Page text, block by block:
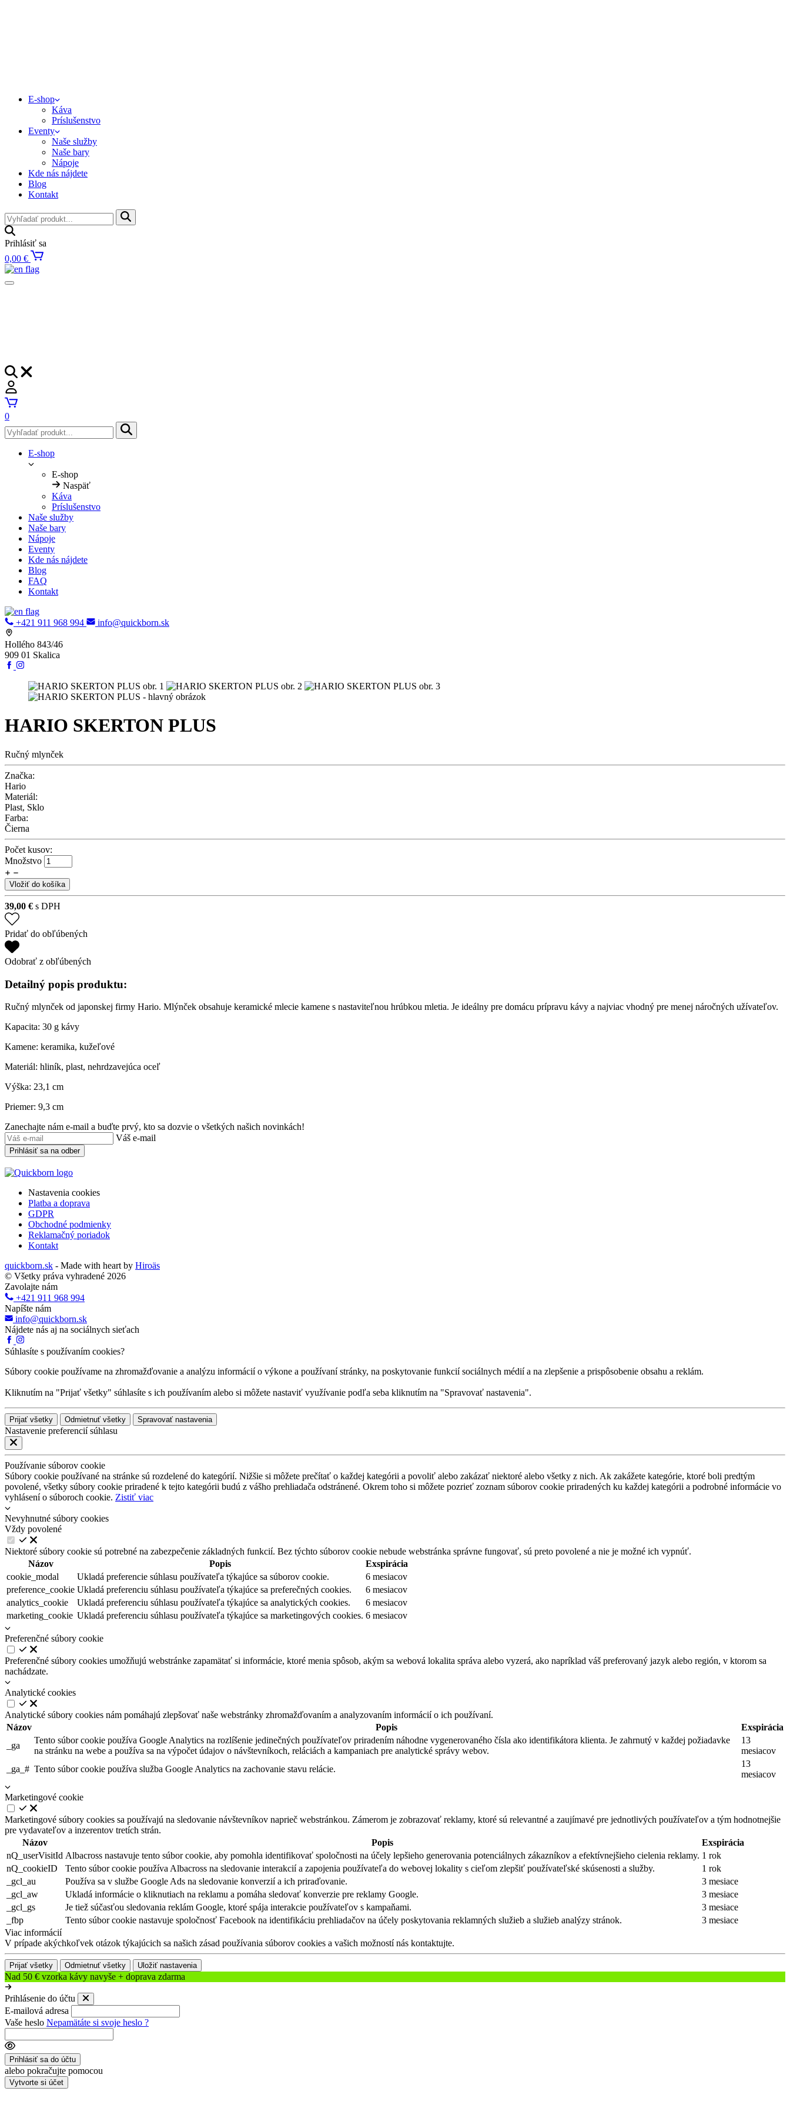
E-shop
Káva
Príslušenstvo
Eventy
Naše služby
Naše bary
Nápoje
Kde nás nájdete
Blog
Kontakt
Prihlásiť sa
0,00 €
0
E-shop
E-shop
Naspäť
Káva
Príslušenstvo
Naše služby
Naše bary
Nápoje
Eventy
Kde nás nájdete
Blog
FAQ
Kontakt
+421 911 968 994 info@quickborn.sk
Hollého 843/46
909 01 Skalica
HARIO SKERTON PLUS
Ručný mlynček
Značka:
Hario
Materiál:
Plast, Sklo
Farba:
Čierna
Počet kusov:
Množstvo
Vložiť do košíka
39,00 € s DPH
Pridať do obľúbených
Odobrať z obľúbených
Detailný popis produktu:
Ručný mlynček od japonskej firmy Hario. Mlýnček obsahuje keramické mlecie kamene s nastaviteľnou hrúbkou mletia. Je ideálny pre domácu prípravu kávy a najviac vhodný pre menej náročných užívateľov.
Kapacita: 30 g kávy
Kamene: keramika, kužeľové
Materiál: hliník, plast, nehrdzavejúca oceľ
Výška: 23,1 cm
Priemer: 9,3 cm
Zanechajte nám e-mail a buďte prvý, kto sa dozvie o všetkých našich novinkách!
Váš e-mail
Prihlásiť sa na odber
Nastavenia cookies
Platba a doprava
GDPR
Obchodné podmienky
Reklamačný poriadok
Kontakt
quickborn.sk - Made with heart by Hiroäs
© Všetky práva vyhradené 2026
Zavolajte nám
+421 911 968 994
Napíšte nám
info@quickborn.sk
Nájdete nás aj na sociálnych sieťach
Súhlasíte s používaním cookies?
Súbory cookie používame na zhromažďovanie a analýzu informácií o výkone a používaní stránky, na poskytovanie funkcií sociálnych médií a na zlepšenie a prispôsobenie obsahu a reklám.
Kliknutím na "Prijať všetky" súhlasíte s ich používaním alebo si môžete nastaviť využívanie podľa seba kliknutím na "Spravovať nastavenia".
Prijať všetky Odmietnuť všetky Spravovať nastavenia
Nastavenie preferencií súhlasu
Používanie súborov cookie
Súbory cookie používané na stránke sú rozdelené do kategórií. Nižšie si môžete prečítať o každej kategórii a povoliť alebo zakázať niektoré alebo všetky z nich. Ak zakážete kategórie, ktoré boli predtým
povolené, všetky súbory cookie priradené k tejto kategórii budú z vášho prehliadača odstránené. Okrem toho si môžete pozrieť zoznam súborov cookie priradených ku každej kategórii a podrobné informácie vo
vyhlásení o súboroch cookie. Zistiť viac
Nevyhnutné súbory cookies
Vždy povolené
Niektoré súbory cookie sú potrebné na zabezpečenie základných funkcií. Bez týchto súborov cookie nebude webstránka správne fungovať, sú preto povolené a nie je možné ich vypnúť.
Názov
Popis
Exspirácia
cookie_modal
Ukladá preferencie súhlasu používateľa týkajúce sa súborov cookie.
6 mesiacov
preference_cookie Ukladá preferenciu súhlasu používateľa týkajúce sa preferečných cookies.
6 mesiacov
analytics_cookie
Ukladá preferenciu súhlasu používateľa týkajúce sa analytických cookies.
6 mesiacov
marketing_cookie Ukladá preferenciu súhlasu používateľa týkajúce sa marketingových cookies. 6 mesiacov
Preferenčné súbory cookie
Preferenčné súbory cookies umožňujú webstránke zapamätať si informácie, ktoré menia spôsob, akým sa webová lokalita správa alebo vyzerá, ako napríklad váš preferovaný jazyk alebo región, v ktorom sa
nachádzate.
Analytické cookies
Analytické súbory cookies nám pomáhajú zlepšovať naše webstránky zhromažďovaním a analyzovaním informácií o ich používaní.
Názov
Popis
Exspirácia
_ga
Tento súbor cookie používa Google Analytics na rozlíšenie jedinečných používateľov priradením náhodne vygenerovaného čísla ako identifikátora klienta. Je zahrnutý v každej požiadavke
na stránku na webe a používa sa na výpočet údajov o návštevníkoch, reláciách a kampaniach pre analytické správy webov.
13
mesiacov
_ga_# Tento súbor cookie používa služba Google Analytics na zachovanie stavu relácie.
13
mesiacov
Marketingové cookie
Marketingové súbory cookies sa používajú na sledovanie návštevníkov naprieč webstránkou. Zámerom je zobrazovať reklamy, ktoré sú relevantné a zaujímavé pre jednotlivých používateľov a tým hodnotnejšie
pre vydavateľov a inzerentov tretích strán.
Názov
Popis
Exspirácia
nQ_userVisitId Albacross nastavuje tento súbor cookie, aby pomohla identifikovať spoločnosti na účely lepšieho generovania potenciálnych zákazníkov a efektívnejšieho cielenia reklamy. 1 rok
nQ_cookieID
Tento súbor cookie používa Albacross na sledovanie interakcií a zapojenia používateľa do webovej lokality s cieľom zlepšiť používateľské skúsenosti a služby.
1 rok
_gcl_au
Používa sa v službe Google Ads na sledovanie konverzií a ich priraďovanie.
3 mesiace
_gcl_aw
Ukladá informácie o kliknutiach na reklamu a pomáha sledovať konverzie pre reklamy Google.
3 mesiace
_gcl_gs
Je tiež súčasťou sledovania reklám Google, ktoré spája interakcie používateľov s kampaňami.
3 mesiace
_fbp
Tento súbor cookie nastavuje spoločnosť Facebook na identifikáciu prehliadačov na účely poskytovania reklamných služieb a služieb analýzy stránok.
3 mesiace
Viac informácií
V prípade akýchkoľvek otázok týkajúcich sa našich zásad používania súborov cookies a vašich možností nás kontaktujte.
Prijať všetky Odmietnuť všetky Uložiť nastavenia
Nad 50 € vzorka kávy navyše + doprava zdarma
Prihlásenie do účtu
E-mailová adresa
Vaše heslo Nepamätáte si svoje heslo ?
Prihlásiť sa do účtu
alebo pokračujte pomocou
Vytvorte si účet